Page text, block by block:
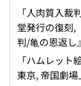
「人肉質入
堂発行の復刻,
判/亀の恩返し
「ハムレッ
東京, 帝国劇